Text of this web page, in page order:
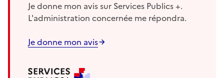
Je donne mon avis sur Services Publics +.
L'administration concernée me répondra.
Je donne mon avis